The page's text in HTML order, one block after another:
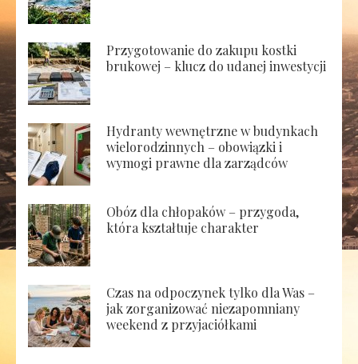
Przygotowanie do zakupu kostki
brukowej – klucz do udanej inwestycji
Hydranty wewnętrzne w budynkach
wielorodzinnych – obowiązki i
wymogi prawne dla zarządców
Obóz dla chłopaków – przygoda,
która kształtuje charakter
Czas na odpoczynek tylko dla Was –
jak zorganizować niezapomniany
weekend z przyjaciółkami